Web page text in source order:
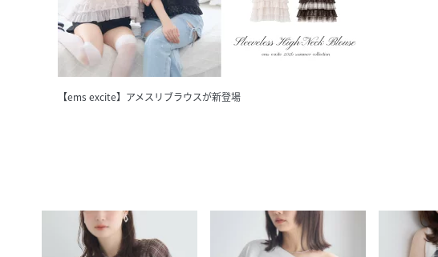
【ems excite】アメスリブラウスが新登場